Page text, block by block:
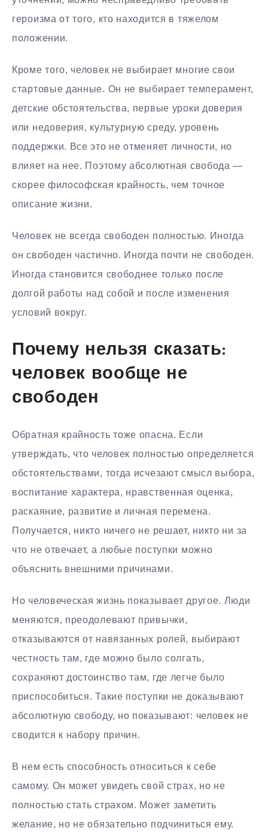
героизма от того, кто находится в тяжелом
положении.
Кроме того, человек не выбирает многие свои
стартовые данные. Он не выбирает темперамент,
детские обстоятельства, первые уроки доверия
или недоверия, культурную среду, уровень
поддержки. Все это не отменяет личности, но
влияет на нее. Поэтому абсолютная свобода —
скорее философская крайность, чем точное
описание жизни.
Человек не всегда свободен полностью. Иногда
он свободен частично. Иногда почти не свободен.
Иногда становится свободнее только после
долгой работы над собой и после изменения
условий вокруг.
Почему нельзя сказать:
человек вообще не
свободен
Обратная крайность тоже опасна. Если
утверждать, что человек полностью определяется
обстоятельствами, тогда исчезают смысл выбора,
воспитание характера, нравственная оценка,
раскаяние, развитие и личная перемена.
Получается, никто ничего не решает, никто ни за
что не отвечает, а любые поступки можно
объяснить внешними причинами.
Но человеческая жизнь показывает другое. Люди
меняются, преодолевают привычки,
отказываются от навязанных ролей, выбирают
честность там, где можно было солгать,
сохраняют достоинство там, где легче было
приспособиться. Такие поступки не доказывают
абсолютную свободу, но показывают: человек не
сводится к набору причин.
В нем есть способность относиться к себе
самому. Он может увидеть свой страх, но не
полностью стать страхом. Может заметить
желание, но не обязательно подчиниться ему.